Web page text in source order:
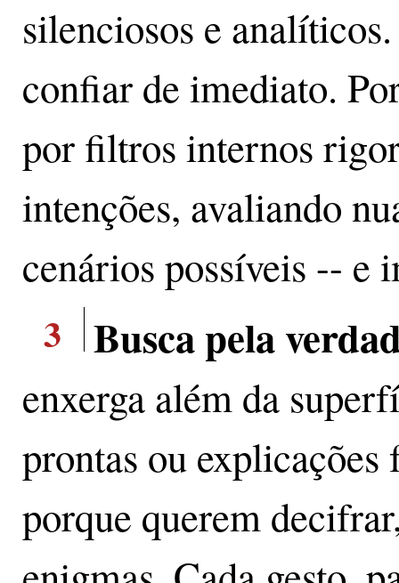
silenciosos e
confiar de imediato.
por filtros internos
intenções, avaliando
cenários possíveis -- e
3 Busca pela
enxerga além da
prontas ou explicações
porque querem